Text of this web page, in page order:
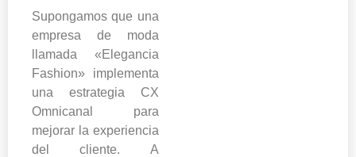
Supongamos que una
empresa de moda
llamada «Elegancia
Fashion» implementa
una estrategia CX
Omnicanal para
mejorar la experiencia
del cliente. A